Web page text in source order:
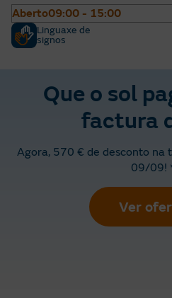
Aberto09:00 - 15:00
Linguaxe de
signos
Que o sol
factura
Agora, 570 € de desconto na
09/09!
Ver